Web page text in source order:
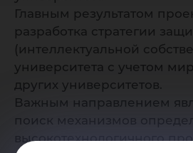
Главным результатом
разработка стратегии
(интеллектуальной
университета с учетом
других университетов.
Важным направлением
поиск механизмов
высокотехнологичного